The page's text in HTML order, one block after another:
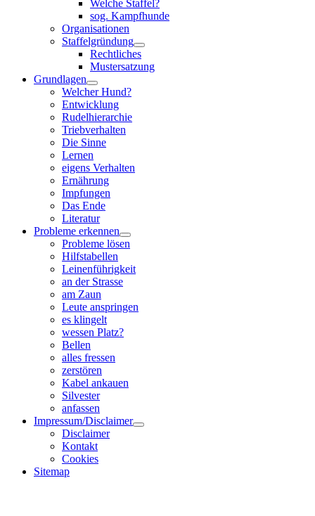
Welche Staffel?
sog. Kampfhunde
Organisationen
Staffelgründung
Rechtliches
Mustersatzung
Grundlagen
Welcher Hund?
Entwicklung
Rudelhierarchie
Triebverhalten
Die Sinne
Lernen
eigens Verhalten
Ernährung
Impfungen
Das Ende
Literatur
Probleme erkennen
Probleme lösen
Hilfstabellen
Leinenführigkeit
an der Strasse
am Zaun
Leute anspringen
es klingelt
wessen Platz?
Bellen
alles fressen
zerstören
Kabel ankauen
Silvester
anfassen
Impressum/Disclaimer
Disclaimer
Kontakt
Cookies
Sitemap